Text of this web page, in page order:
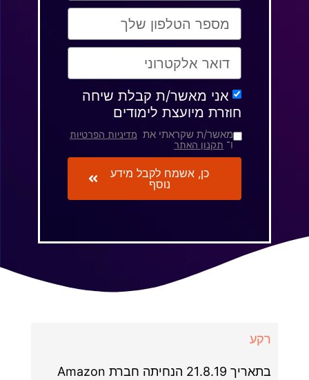
אני מאשר/ת קבלת שיחה
חוזרת מיועצת לימודים
מאשר/ת שקראתי את מדיניות הפרטיות
ו־ תקנון האתר
כן, אשמח לקבל מידע
נוסף
רקע
בתאריך 21.8.19 הנחיתה חברת Amazon